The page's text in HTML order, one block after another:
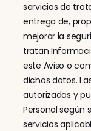
servicios de
entrega de,
mejorar la
tratan
este Aviso o
dichos datos.
autorizadas y
Personal según
servicios